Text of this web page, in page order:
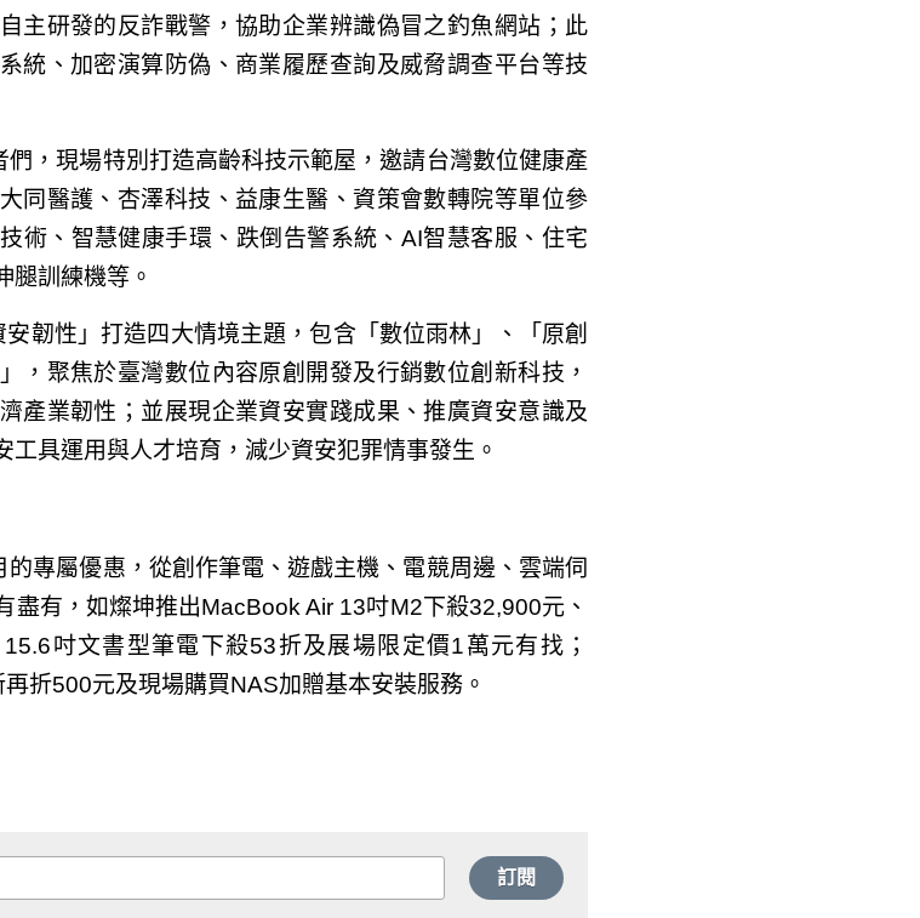
主研發的反詐戰警，協助企業辨識偽冒之釣魚網站；此
統、加密演算防偽、商業履歷查詢及威脅調查平台等技
，現場特別打造高齡科技示範屋，邀請台灣數位健康產
同醫護、杏澤科技、益康生醫、資策會數轉院等單位參
術、智慧健康手環、跌倒告警系統、AI智慧客服、住宅
腿訓練機等。
韌性」打造四大情境主題，包含「數位雨林」、「原創
，聚焦於臺灣數位內容原創開發及行銷數位創新科技，
產業韌性；並展現企業資安實踐成果、推廣資安意識及
具運用與人才培育，減少資安犯罪情事發生。
專屬優惠，從創作筆電、遊戲主機、電競周邊、雲端伺
盡有，如燦坤推出MacBook Air 13吋M2下殺32,900元、
吋文書型筆電下殺53折及展場限定價1萬元有找；QNAP
元及現場購買NAS加贈基本安裝服務。
訂閱